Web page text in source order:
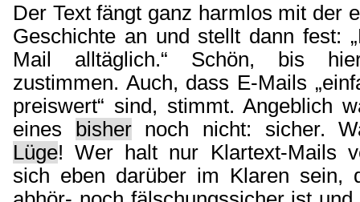
Der Text fängt ganz harmlos mit der
Geschichte an und stellt dann fest:
Mail alltäglich.“ Schön, bis
zustimmen. Auch, dass E-Mails
preiswert“ sind, stimmt. Angeblich
eines bishernoch nicht: sicher.
Lüge! Wer halt nur Klartext-Mails
sich eben darüber im Klaren sein,